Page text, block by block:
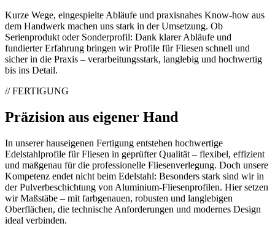
Kurze Wege, eingespielte Abläufe und praxisnahes Know-how aus
dem Handwerk machen uns stark in der Umsetzung. Ob
Serienprodukt oder Sonderprofil: Dank klarer Abläufe und
fundierter Erfahrung bringen wir Profile für Fliesen schnell und
sicher in die Praxis – verarbeitungsstark, langlebig und hochwertig
bis ins Detail.
// FERTIGUNG
Präzision aus eigener Hand
In unserer hauseigenen Fertigung entstehen hochwertige
Edelstahlprofile für Fliesen in geprüfter Qualität – flexibel, effizient
und maßgenau für die professionelle Fliesenverlegung. Doch unsere
Kompetenz endet nicht beim Edelstahl: Besonders stark sind wir in
der Pulverbeschichtung von Aluminium-Fliesenprofilen. Hier setzen
wir Maßstäbe – mit farbgenauen, robusten und langlebigen
Oberflächen, die technische Anforderungen und modernes Design
ideal verbinden.